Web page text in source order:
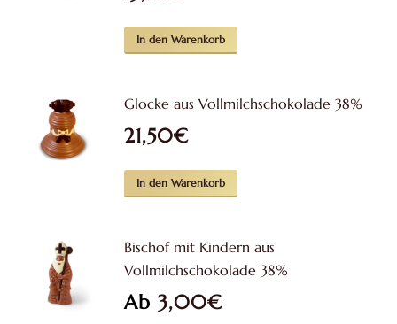
In den Warenkorb
Glocke aus Vollmilchschokolade 38%
21,50€
In den Warenkorb
Bischof mit Kindern aus
Vollmilchschokolade 38%
Ab 3,00€